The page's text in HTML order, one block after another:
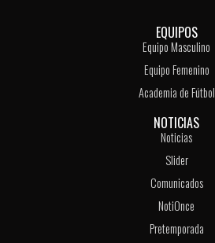
EQUIPOS
Equipo Masculino
Equipo Femenino
Academia de Fútbol
NOTICIAS
Noticias
Slider
Comunicados
NotiOnce
Pretemporada